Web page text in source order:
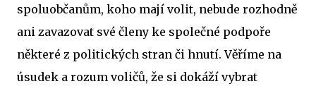
spoluobčanům, koho mají volit, nebude rozhodně
ani zavazovat své členy ke společné podpoře
některé z politických stran či hnutí. Věříme na
úsudek a rozum voličů, že si dokáží vybrat